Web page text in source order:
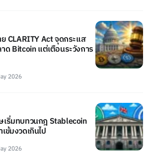
CLARITY Act จุดกระแส
Bitcoin แต่เตือนระวังการ
2026
ริ่มทบทวนกฎ Stablecoin
ข้มงวดเกินไป
2026